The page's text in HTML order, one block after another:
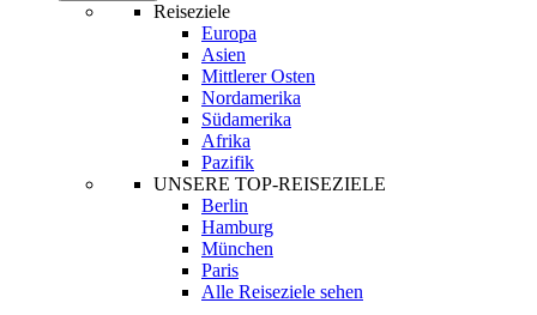
Reiseziele
Europa
Asien
Mittlerer Osten
Nordamerika
Südamerika
Afrika
Pazifik
UNSERE TOP-REISEZIELE
Berlin
Hamburg
München
Paris
Alle Reiseziele sehen